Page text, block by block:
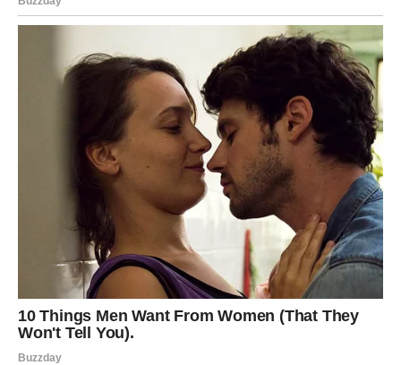
Škorpija danas oseća snažnu strast. U vezi je moguća
ljubomora ili potreba za dubljom potvrdom.
Slobodne Škorpije privlače misteriozne osobe. Pazite da
ne uđete u igru moći.
Poruka dana:Ljubav nije test – ona je poverenje.
STRELAC – POTREBA ZA
SLOBODOM
Strelac danas želi iskrenost bez pritiska. Ako ste u vezi,
partner može tražiti ozbiljniji razgovor.